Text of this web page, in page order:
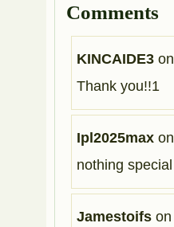
Comments
KINCAIDE3on
Thank you!!1
Ipl2025maxon
nothing special
Jamestoifson